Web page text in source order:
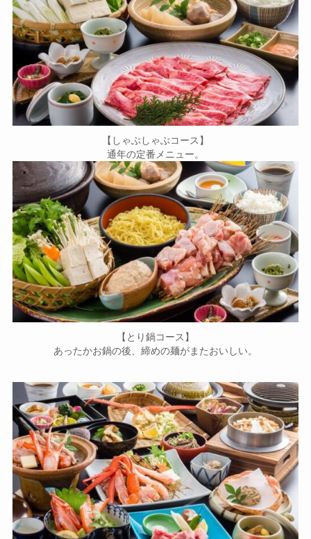
【しゃぶしゃぶコース】
通年の定番メニュー。
【とり鍋コース】
あったかお鍋の後、締めの麺がまたおいしい。